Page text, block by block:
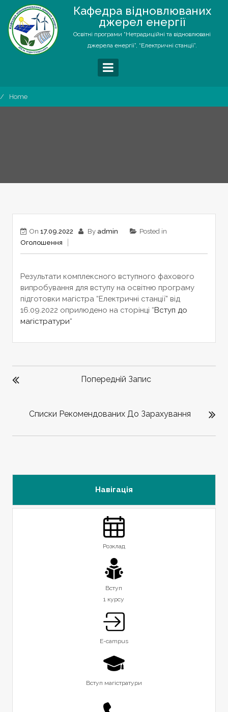
content
Кафедра відновлюваних
джерел енергії
Освітні програми “Нетрадиційні та відновлювані
джерела енергії”, “Електричні станції”.
Home
On 17.09.2022 By admin
Posted in
Оголошення
Результати комплексного вступного фахового
випробування для вступу на освітню програму
підготовки магістра “Електричні станції” від
16.09.2022 оприлюдено на сторінці “Вступ до
магістратури“
НАВІГАЦІЯ
ЗАПИСІВ
Попередній Запис
Списки Рекомендованих До Зарахування
Навігація
Розклад
Вступ
1 курсу
E-campus
Вступ магістратури